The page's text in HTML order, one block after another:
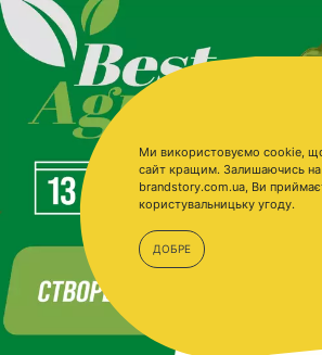
Ми використовуємо cookie,
сайт кращим. Залишаючись на
brandstory.com.ua, Ви
користувальницьку угоду.
ДОБРЕ